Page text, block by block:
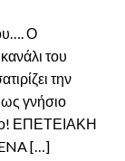
Ο
του
την
ως γνήσιο
ΕΠΕΤΕΙΑΚΗ
[…]